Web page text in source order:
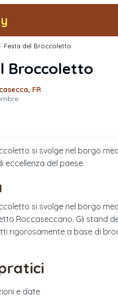
› Festa del Broccoletto
Broccoletto
FR
si svolge nel borgo
del paese.
si svolge nel borgo
Roccaseccano. Gli stand
rigorosamente a base di
e date